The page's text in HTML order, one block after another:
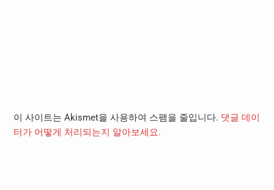
이 사이트는 Akismet을 사용하여 스팸을 줄입니다. 댓글 데이
터가 어떻게 처리되는지 알아보세요.